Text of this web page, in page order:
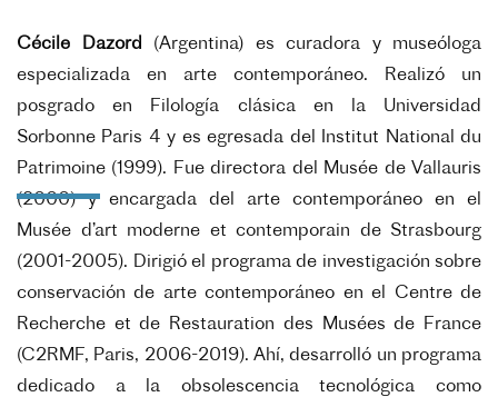
Cécile Dazord (Argentina) es curadora y museóloga
especializada en arte contemporáneo. Realizó un
posgrado en Filología clásica en la Universidad
Sorbonne Paris 4 y es egresada del Institut National du
Patrimoine (1999). Fue directora del Musée de Vallauris
(2000) y encargada del arte contemporáneo en el
Musée d’art moderne et contemporain de Strasbourg
(2001-2005). Dirigió el programa de investigación sobre
conservación de arte contemporáneo en el Centre de
Recherche et de Restauration des Musées de France
(C2RMF, Paris, 2006-2019). Ahí, desarrolló un programa
dedicado a la obsolescencia tecnológica como